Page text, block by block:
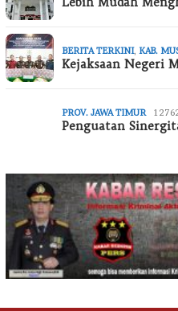
BERITA TERKINI, KAB.
Kejaksaan Negeri
PROV. JAWA TIMUR
Penguatan